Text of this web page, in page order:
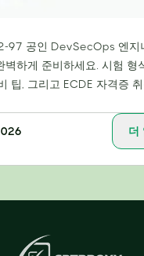
97 공인 DevSecOps 엔지
벽하게 준비하세요. 시험 형
팁, 그리고 ECDE 자격증
더